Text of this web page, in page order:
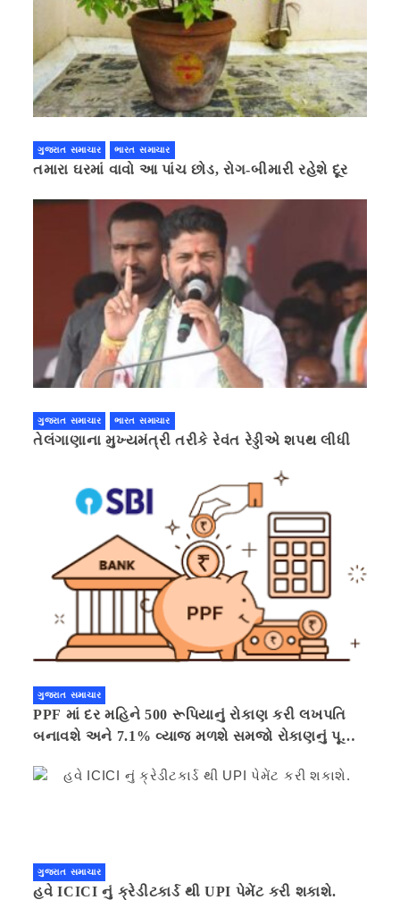
ગુજરાત સમાચાર ભારત સમાચાર
તમારા ઘરમાં વાવો આ પાંચ છોડ, રોગ-બીમારી રહેશે દૂર
ગુજરાત સમાચાર ભારત સમાચાર
તેલંગાણાના મુખ્યમંત્રી તરીકે રેવંત રેડ્ડીએ શપથ લીધી
ગુજરાત સમાચાર
PPF માં દર મહિને 500 રૂપિયાનું રોકાણ કરી લખપતિ
બનાવશે અને 7.1% વ્યાજ મળશે સમજો રોકાણનું પૂરું
ગુજરાત સમાચાર
હવે ICICI નું ક્રેડીટકાર્ડ થી UPI પેમેંટ કરી શકાશે.